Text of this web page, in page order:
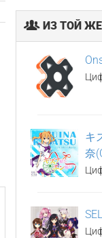
ИЗ ТОЙ ЖЕ
キ
奈